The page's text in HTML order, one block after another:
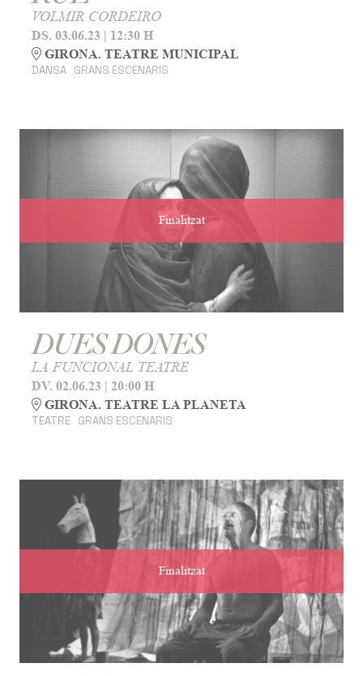
VOLMIR CORDEIRO
DS. 03.06.23 | 12:30 H
GIRONA. TEATRE MUNICIPAL
DANSA GRANS ESCENARIS
Finalitzat
DUES DONES
LA FUNCIONAL TEATRE
DV. 02.06.23 | 20:00 H
GIRONA. TEATRE LA PLANETA
TEATRE GRANS ESCENARIS
Finalitzat